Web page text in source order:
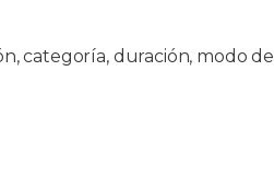
categoría, duración, modo de